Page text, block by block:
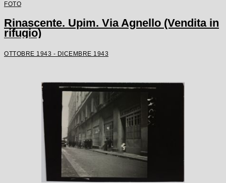
FOTO
Rinascente. Upim. Via Agnello (Vendita in
rifugio)
OTTOBRE 1943 - DICEMBRE 1943